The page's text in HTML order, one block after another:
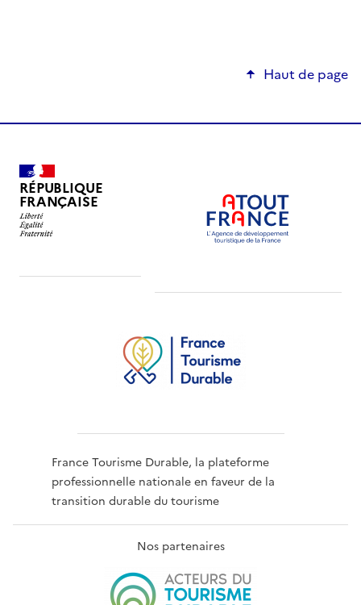
Haut de page
RÉPUBLIQUE
FRANÇAISE
France Tourisme Durable, la plateforme
professionnelle nationale en faveur de la
transition durable du tourisme
Nos partenaires